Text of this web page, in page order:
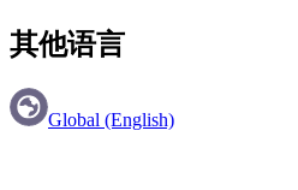
其他语言
Global (English)